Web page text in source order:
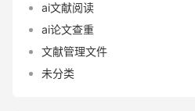
ai文献阅读
ai论文查重
文献管理文件
未分类